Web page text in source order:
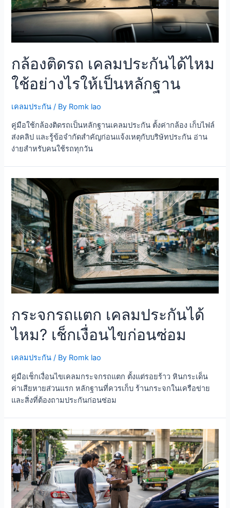
กล้องติดรถ เคลมประกันได้ไหม
ใช้อย่างไรให้เป็นหลักฐาน
เคลมประกัน / By Romk lao
คู่มือใช้กล้องติดรถเป็นหลักฐานเคลมประกัน ตั้งค่ากล้อง เก็บไฟล์
ส่งคลิป และรู้ข้อจำกัดสำคัญก่อนแจ้งเหตุกับบริษัทประกัน อ่าน
ง่ายสำหรับคนใช้รถทุกวัน
กระจกรถแตก เคลมประกันได้
ไหม? เช็กเงื่อนไขก่อนซ่อม
เคลมประกัน / By Romk lao
คู่มือเช็กเงื่อนไขเคลมกระจกรถแตก ตั้งแต่รอยร้าว หินกระเด็น
ค่าเสียหายส่วนแรก หลักฐานที่ควรเก็บ ร้านกระจกในเครือข่าย
และสิ่งที่ต้องถามประกันก่อนซ่อม